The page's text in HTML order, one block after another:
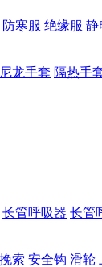
防寒服 绝缘服 静
尼龙手套 隔热手
长管呼吸器 长管
索 安全钩 滑轮